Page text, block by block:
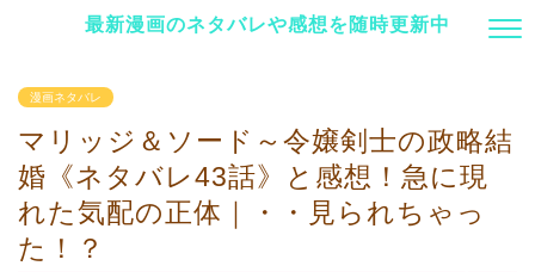
最新漫画のネタバレや感想を随時更新中
漫画ネタバレ
マリッジ＆ソード～令嬢剣士の政略結
婚《ネタバレ43話》と感想！急に現
れた気配の正体｜・・見られちゃっ
た！？